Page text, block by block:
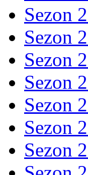
Sezon
Sezon
Sezon
Sezon
Sezon
Sezon
Sezon